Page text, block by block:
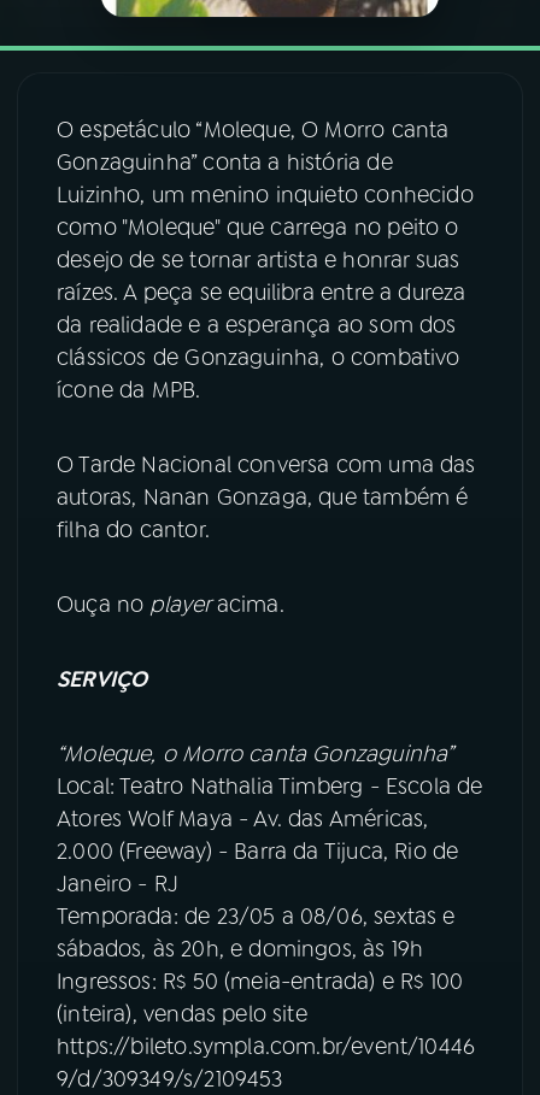
PODCASTS
07 ÚLTIMAS
08FESTIVAL DE MÚSICA
ACOMPANHE A RÁDIO NACIONAL
YouTube
Instagram
O espetáculo “Moleque, O Morro canta
Gonzaguinha” conta a história de
Luizinho, um menino inquieto conhecido
como "Moleque" que carrega no peito o
desejo de se tornar artista e honrar suas
raízes. A peça se equilibra entre a dureza
da realidade e a esperança ao som dos
clássicos de Gonzaguinha, o combativo
ícone da MPB.
O Tarde Nacional conversa com uma das
autoras, Nanan Gonzaga, que também é
filha do cantor.
Ouça no playeracima.
SERVIÇO
“Moleque, o Morro canta Gonzaguinha”
Local: Teatro Nathalia Timberg - Escola de
Atores Wolf Maya - Av. das Américas,
2.000 (Freeway) - Barra da Tijuca, Rio de
Janeiro - RJ
Temporada: de 23/05 a 08/06, sextas e
sábados, às 20h, e domingos, às 19h
Ingressos: R$ 50 (meia-entrada) e R$ 100
(inteira), vendas pelo site
https://bileto.sympla.com.br/event/10446
9/d/309349/s/2109453